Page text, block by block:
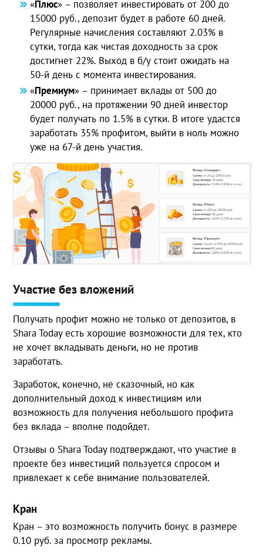
«Плюс» – позволяет инвестировать от 200 до
15000 руб., депозит будет в работе 60 дней.
Регулярные начисления составляют 2.03% в
сутки, тогда как чистая доходность за срок
достигнет 22%. Выход в б/у стоит ожидать на
50-й день с момента инвестирования.
«Премиум» – принимает вклады от 500 до
20000 руб., на протяжении 90 дней инвестор
будет получать по 1.5% в сутки. В итоге удастся
заработать 35% профитом, выйти в ноль можно
уже на 67-й день участия.
Участие без вложений
Получать профит можно не только от депозитов, в
Shara Today есть хорошие возможности для тех, кто
не хочет вкладывать деньги, но не против
заработать.
Заработок, конечно, не сказочный, но как
дополнительный доход к инвестициям или
возможность для получения небольшого профита
без вклада – вполне подойдет.
Отзывы о Shara Today подтверждают, что участие в
проекте без инвестиций пользуется спросом и
привлекает к себе внимание пользователей.
Кран
Кран – это возможность получить бонус в размере
0.10 руб. за просмотр рекламы.